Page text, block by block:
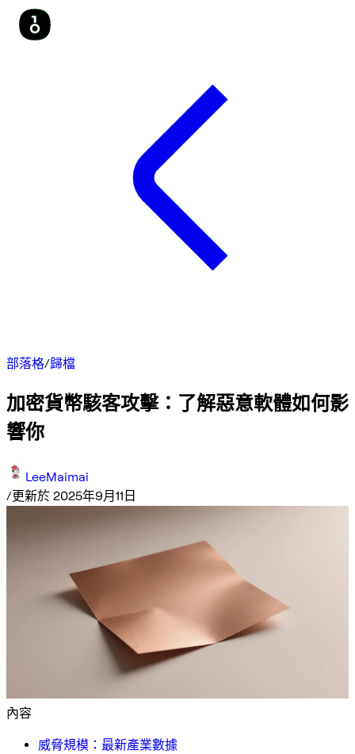
部落格/歸檔
加密貨幣駭客攻擊：了解惡意軟體如何影
響你
LeeMaimai
/更新於 2025年9月11日
內容
威脅規模：最新產業數據